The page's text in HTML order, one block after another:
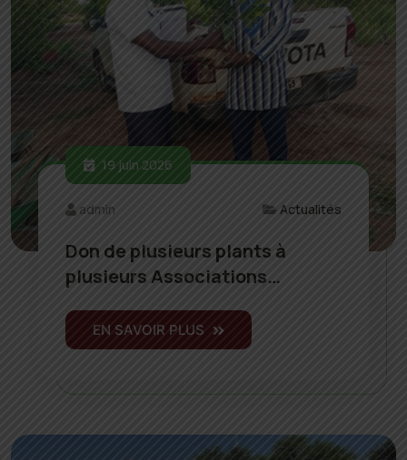
19 juin 2026
admin Actualités
Don de plusieurs plants à
plusieurs Associations…
EN SAVOIR PLUS